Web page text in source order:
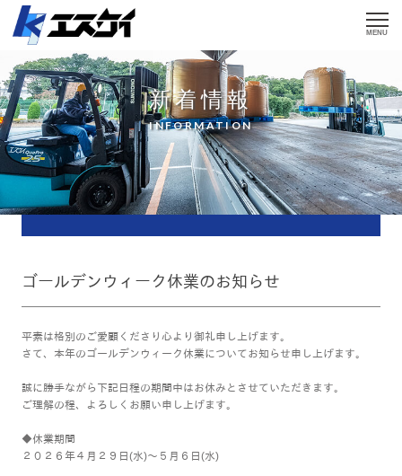
MENU
新着情報
INFORMATION
ゴールデンウィーク休業のお知らせ
平素は格別のご愛顧くださり心より御礼申し上げます。
さて、本年のゴールデンウィーク休業についてお知らせ申し上げます。
誠に勝手ながら下記日程の期間中はお休みとさせていただきます。
ご理解の程、よろしくお願い申し上げます。
◆休業期間
２０２６年４月２９日(水)～５月６日(水)